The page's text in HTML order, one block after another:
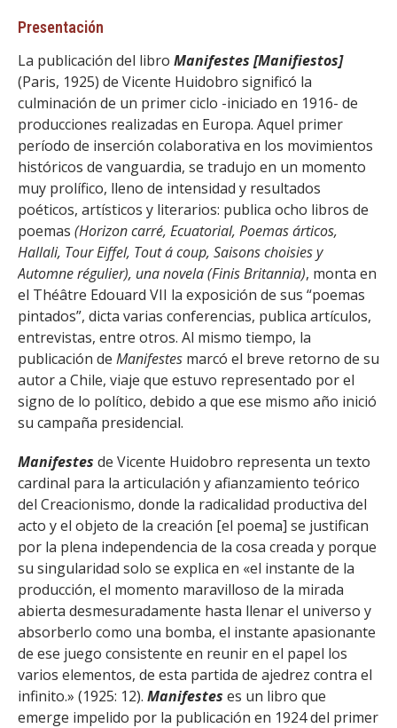
Presentación
La publicación del libro Manifestes [Manifiestos]
(Paris, 1925) de Vicente Huidobro significó la
culminación de un primer ciclo -iniciado en 1916- de
producciones realizadas en Europa. Aquel primer
período de inserción colaborativa en los movimientos
históricos de vanguardia, se tradujo en un momento
muy prolífico, lleno de intensidad y resultados
poéticos, artísticos y literarios: publica ocho libros de
poemas (Horizon carré, Ecuatorial, Poemas árticos,
Hallali, Tour Eiffel, Tout á coup, Saisons choisies y
Automne régulier), una novela (Finis Britannia), monta en
el Théâtre Edouard VII la exposición de sus “poemas
pintados”, dicta varias conferencias, publica artículos,
entrevistas, entre otros. Al mismo tiempo, la
publicación de Manifestes marcó el breve retorno de su
autor a Chile, viaje que estuvo representado por el
signo de lo político, debido a que ese mismo año inició
su campaña presidencial.
Manifestes de Vicente Huidobro representa un texto
cardinal para la articulación y afianzamiento teórico
del Creacionismo, donde la radicalidad productiva del
acto y el objeto de la creación [el poema] se justifican
por la plena independencia de la cosa creada y porque
su singularidad solo se explica en «el instante de la
producción, el momento maravilloso de la mirada
abierta desmesuradamente hasta llenar el universo y
absorberlo como una bomba, el instante apasionante
de ese juego consistente en reunir en el papel los
varios elementos, de esta partida de ajedrez contra el
infinito.» (1925: 12). Manifestes es un libro que
emerge impelido por la publicación en 1924 del primer